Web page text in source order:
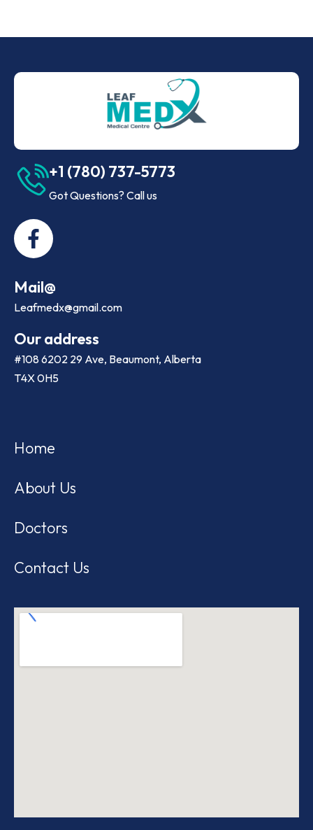
+1 (780) 737-5773
Got Questions? Call us
Mail@
Leafmedx@gmail.com
Our address
#108 6202 29 Ave, Beaumont, Alberta
T4X 0H5
Home
About Us
Doctors
Contact Us